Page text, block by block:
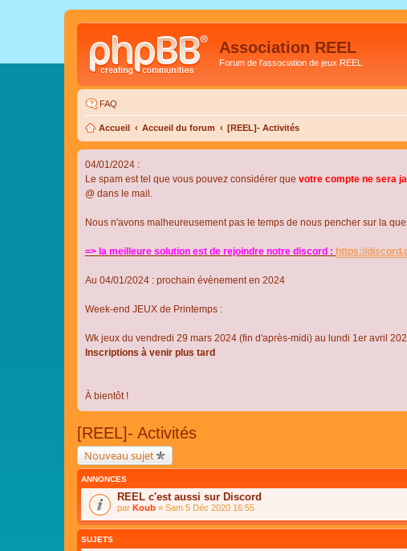
Association REEL
Forum de l'association de jeux REEL
FAQ
Accueil Accueil du forum [REEL]- Activités
04/01/2024 :
Le spam est tel que vous pouvez considérer que votre compte ne sera
@ dans le mail.
Nous n'avons malheureusement pas le temps de nous pencher sur la
=> la meilleure solution est de rejoindre notre discord : https://
Au 04/01/2024 : prochain évènement en 2024
Week-end JEUX de Printemps :
Wk jeux du vendredi 29 mars 2024 (fin d'après-midi) au lundi 1er avril
Inscriptions à venir plus tard
À bientôt !
[REEL]- Activités
Nouveau sujet
ANNONCES
REEL c'est aussi sur Discord
par Koub » Sam 5 Déc 2020 16:55
SUJETS